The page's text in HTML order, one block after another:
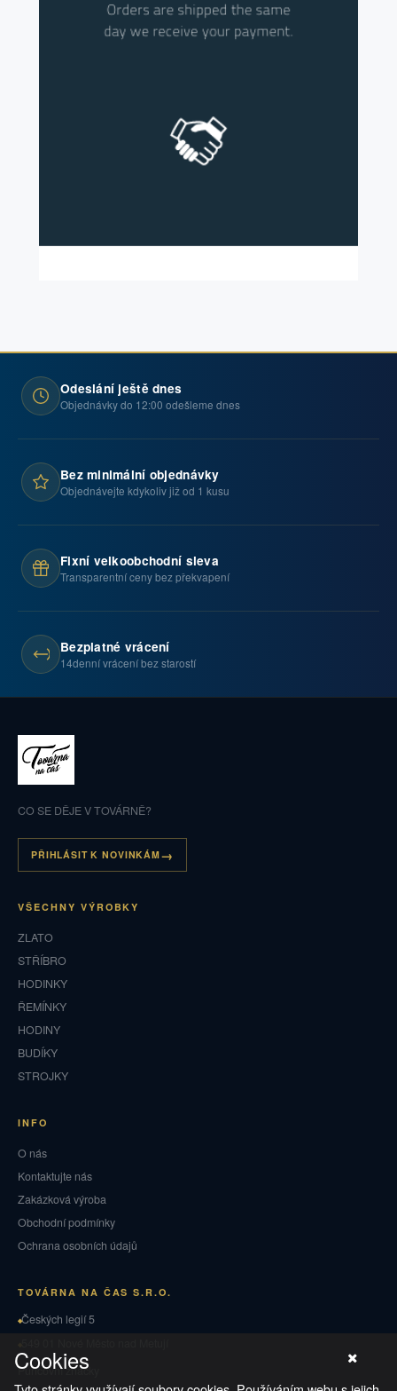
Odeslání ještě dnes
Objednávky do 12:00 odešleme dnes
Bez minimální objednávky
Objednávejte kdykoliv již od 1 kusu
Fixní velkoobchodní sleva
Transparentní ceny bez překvapení
Bezplatné vrácení
14denní vrácení bez starostí
CO SE DĚJE V TOVÁRNĚ?
PŘIHLÁSIT K NOVINKÁM
VŠECHNY VÝROBKY
ZLATO
STŘÍBRO
HODINKY
ŘEMÍNKY
HODINY
BUDÍKY
STROJKY
INFO
O nás
Kontaktujte nás
Zakázková výroba
Obchodní podmínky
Ochrana osobních údajů
TOVÁRNA NA ČAS S.R.O.
Českých legií 5
Puncovní značky
Cookies